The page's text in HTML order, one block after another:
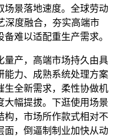
场景落地速度。全球劳动
深度融合，夯实高端市
难以适配重生产需求。
产，高端市场持久由具
能力、成熟系统处理方案
生全新需求，柔性协做机
大幅提拔。下逛使用场景
构，市场所作款式相对不
面，倒逼制制业加快从动